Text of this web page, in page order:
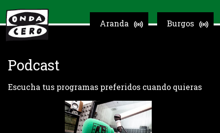
Burgos
Aranda
Podcast
Escucha tus programas preferidos cuando quieras